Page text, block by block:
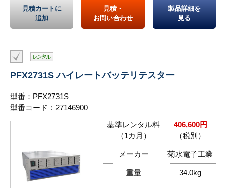
見積カートに
追加
見積・
お問い合わせ
製品詳細を
見る
PFX2731S ハイレートバッテリテスター
型番：PFX2731S
型番コード：27146900
基準レンタル料
（1カ月）
406,600円
（税別）
メーカー 菊水電子工業
重量 34.0kg